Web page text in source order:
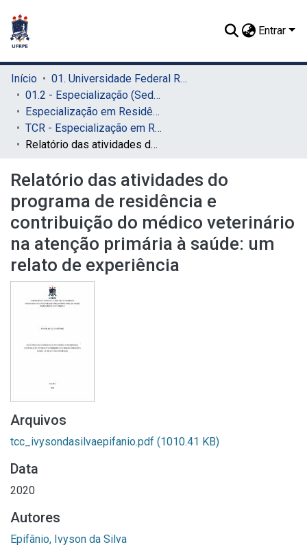
Entrar
Início
01. Universidade Federal Rural de Pernambuco - UFRPE (Sede)
01.2 - Especialização (Sede)
Especialização em Residência Veterinária (Sede)
TCR - Especialização em Residência Veterinária (Sede)
Relatório das atividades do programa de residência e contribuição do médico veterinário na atenção primária à saúde: um relato de experiência
Relatório das atividades do
programa de residência e
contribuição do médico veterinário
na atenção primária à saúde: um
relato de experiência
Arquivos
tcc_ivysondasilvaepifanio.pdf (1010.41 KB)
Data
2020
Autores
Epifânio, Ivyson da Silva